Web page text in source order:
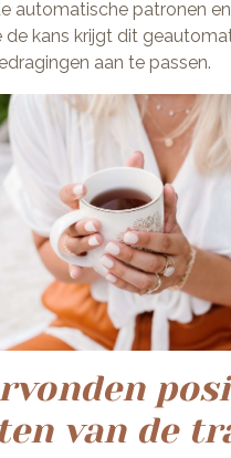
automatische patronen
de kans krijgt dit
aan te passen.
van de